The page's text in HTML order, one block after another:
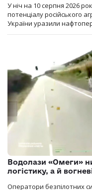
У ніч на 10 серпня 2026
потенціалу російського
України уразили
Водолази «Омеги»
логістику, а й
Оператори безпілотних